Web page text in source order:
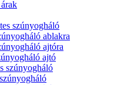
szúnyogháló
ablakra
ajtóra
ajtó
szúnyogháló